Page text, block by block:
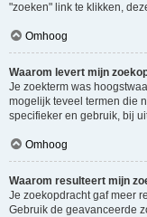
"zoeken" link te klikken,
Omhoog
Waarom levert mijn
Je zoekterm was
mogelijk teveel termen die
specifieker en gebruik, bij
Omhoog
Waarom resulteert mijn
Je zoekopdracht gaf meer
Gebruik de geavanceerde